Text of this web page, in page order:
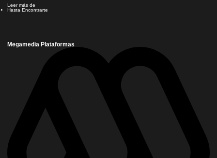
Leer más de
Hasta Encontrarte
Megamedia Plataformas